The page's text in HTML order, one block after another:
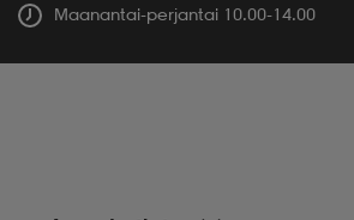
Maanantai-perjantai 10.00-14.00